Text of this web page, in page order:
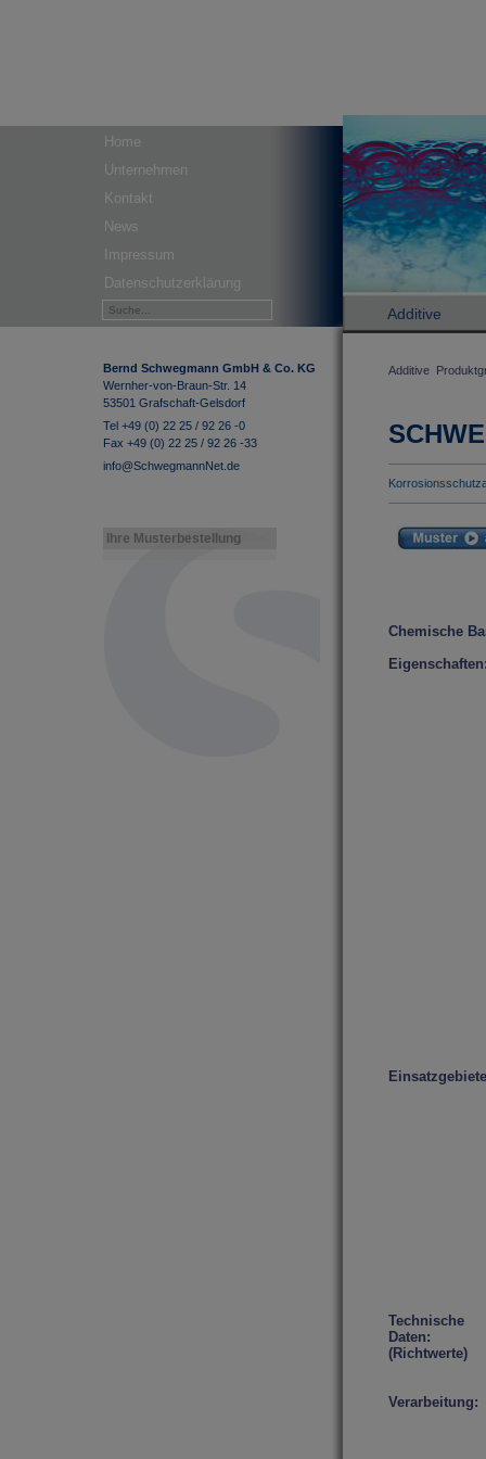
Home
Unternehmen
Kontakt
News
Impressum
Datenschutzerklärung
Bernd Schwegmann GmbH & Co. KG
Wernher-von-Braun-Str. 14
53501 Grafschaft-Gelsdorf
Tel +49 (0) 22 25 / 92 26 -0
Fax +49 (0) 22 25 / 92 26 -33
info@SchwegmannNet.de
Ihre Musterbestellung
Additive
Additive
Chemische
Technische
Daten:
(Richtwerte)
Verarbeitung: